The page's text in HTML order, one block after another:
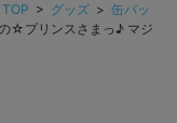
> グッズ > 缶バッ
☆プリンスさまっ♪ マジ